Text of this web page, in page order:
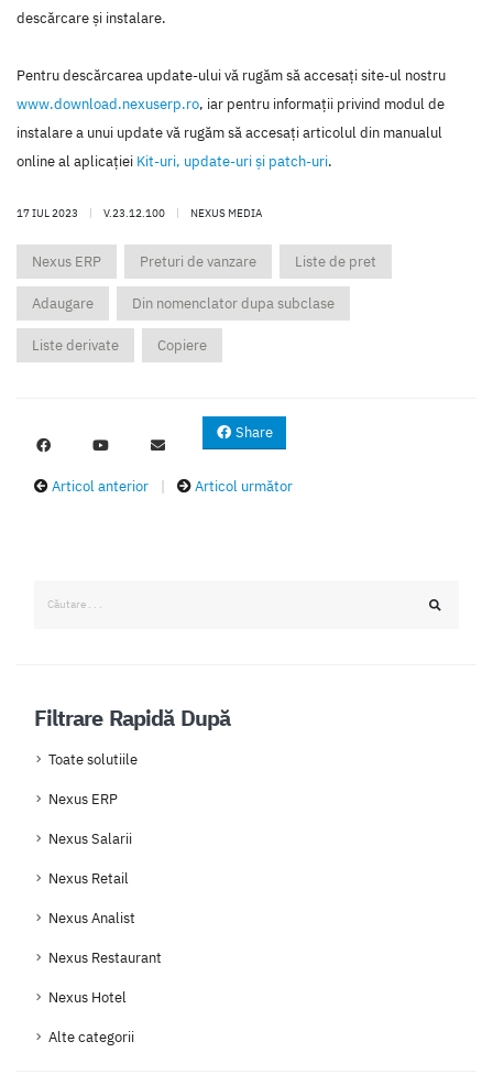
descărcare şi instalare.
Pentru descărcarea update-ului vă rugăm să accesaţi site-ul nostru
www.download.nexuserp.ro, iar pentru informaţii privind modul de
instalare a unui update vă rugăm să accesaţi articolul din manualul
online al aplicaţiei Kit-uri, update-uri şi patch-uri.
17 IUL 2023 | V.23.12.100 | NEXUS MEDIA
Nexus ERP Preturi de vanzare Liste de pret
Adaugare Din nomenclator dupa subclase
Liste derivate Copiere
Share
Articol anterior | Articol următor
Filtrare Rapidă După
Toate solutiile
Nexus ERP
Nexus Salarii
Nexus Retail
Nexus Analist
Nexus Restaurant
Nexus Hotel
Alte categorii